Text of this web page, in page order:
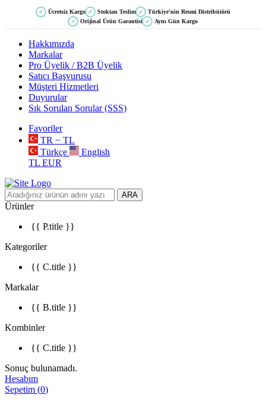
✓ Ücretsiz Kargo ✓ Stoktan Teslim ✓ Türkiye'nin Resmi Distribütörü
✓ Orijinal Ürün Garantisi ✓ Aynı Gün Kargo
Hakkımızda
Markalar
Pro Üyelik / B2B Üyelik
Satıcı Başvurusu
Müşteri Hizmetleri
Duyurular
Sık Sorulan Sorular (SSS)
Favoriler
TR − TL
Türkçe
English
TL EUR
ARA
Ürünler
{{ P.title }}
Kategoriler
{{ C.title }}
Markalar
{{ B.title }}
Kombinler
{{ C.title }}
Sonuç bulunamadı.
Hesabım
Sepetim (0)